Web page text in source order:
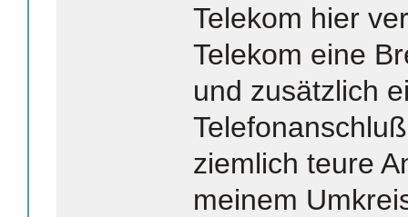
Telekom hier
Telekom eine
und zusätzlich
ziemlich teure
meinem